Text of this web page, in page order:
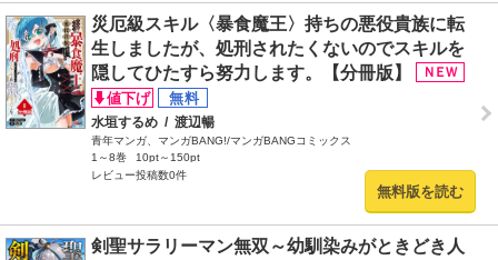
災厄級スキル〈暴食魔王〉持ちの悪役貴族に転
生しましたが、処刑されたくないのでスキルを
隠してひたすら努力します。【分冊版】
水垣するめ / 渡辺暢
青年マンガ、マンガBANG!/マンガBANGコミックス
1～8巻
10pt～150pt
レビュー投稿数0件
無料版を読む
剣聖サラリーマン無双～幼馴染みがときどき人